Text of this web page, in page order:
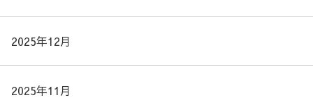
2025年12月
2025年11月